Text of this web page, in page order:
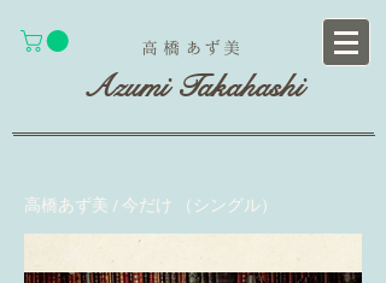
高 橋 あず 美
Azumi Takahashi
高橋あず美 / 今だけ （シングル）